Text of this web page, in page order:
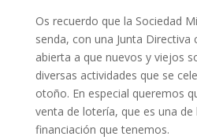
Os recuerdo que la Sociedad
senda, con una Junta Directiva
abierta a que nuevos y viejos
diversas actividades que se
otoño. En especial queremos
venta de lotería, que es una
financiación que tenemos.